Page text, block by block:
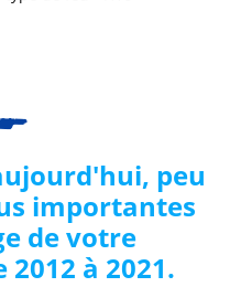
peu
importantes
de votre
à 2021.